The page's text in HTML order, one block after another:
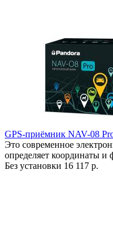
GPS-приёмник NAV-08
Это современное
определяет координаты и
Без установки 16 117 р.